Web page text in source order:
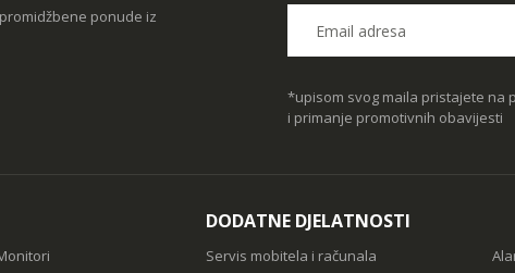
ponude iz
*upisom svog maila pristajete na
i primanje promotivnih obavijesti
DODATNE DJELATNOSTI
Servis mobitela i računala